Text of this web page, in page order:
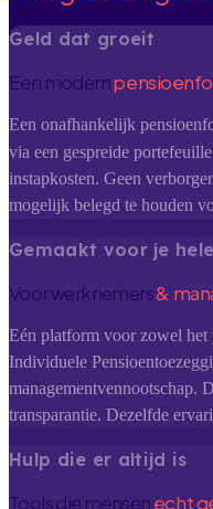
Geld dat groeit
Een modern
Een onafhankelijk
via een gespreide
instapkosten. Geen
mogelijk belegd te houden
Gemaakt voor je
Voor werknemers&
Eén platform voor zowel het
Individuele
managementvennootschap.
transparantie. Dezelfde
Hulp die er altijd is
Tools die mensenecht